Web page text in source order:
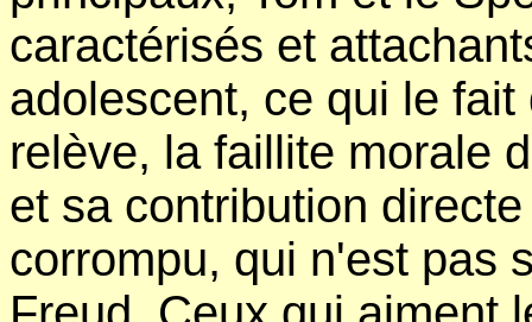
caractérisés et
adolescent, ce qui le
relève, la faillite morale
et sa contribution
corrompu, qui n'est pas